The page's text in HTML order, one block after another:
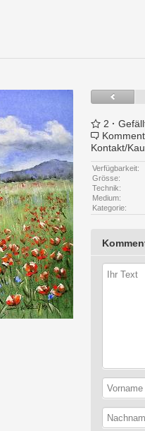
2 ·
Kontakt/
Verfügbarkeit:
Grösse:
Technik:
Medium:
Kategorie: